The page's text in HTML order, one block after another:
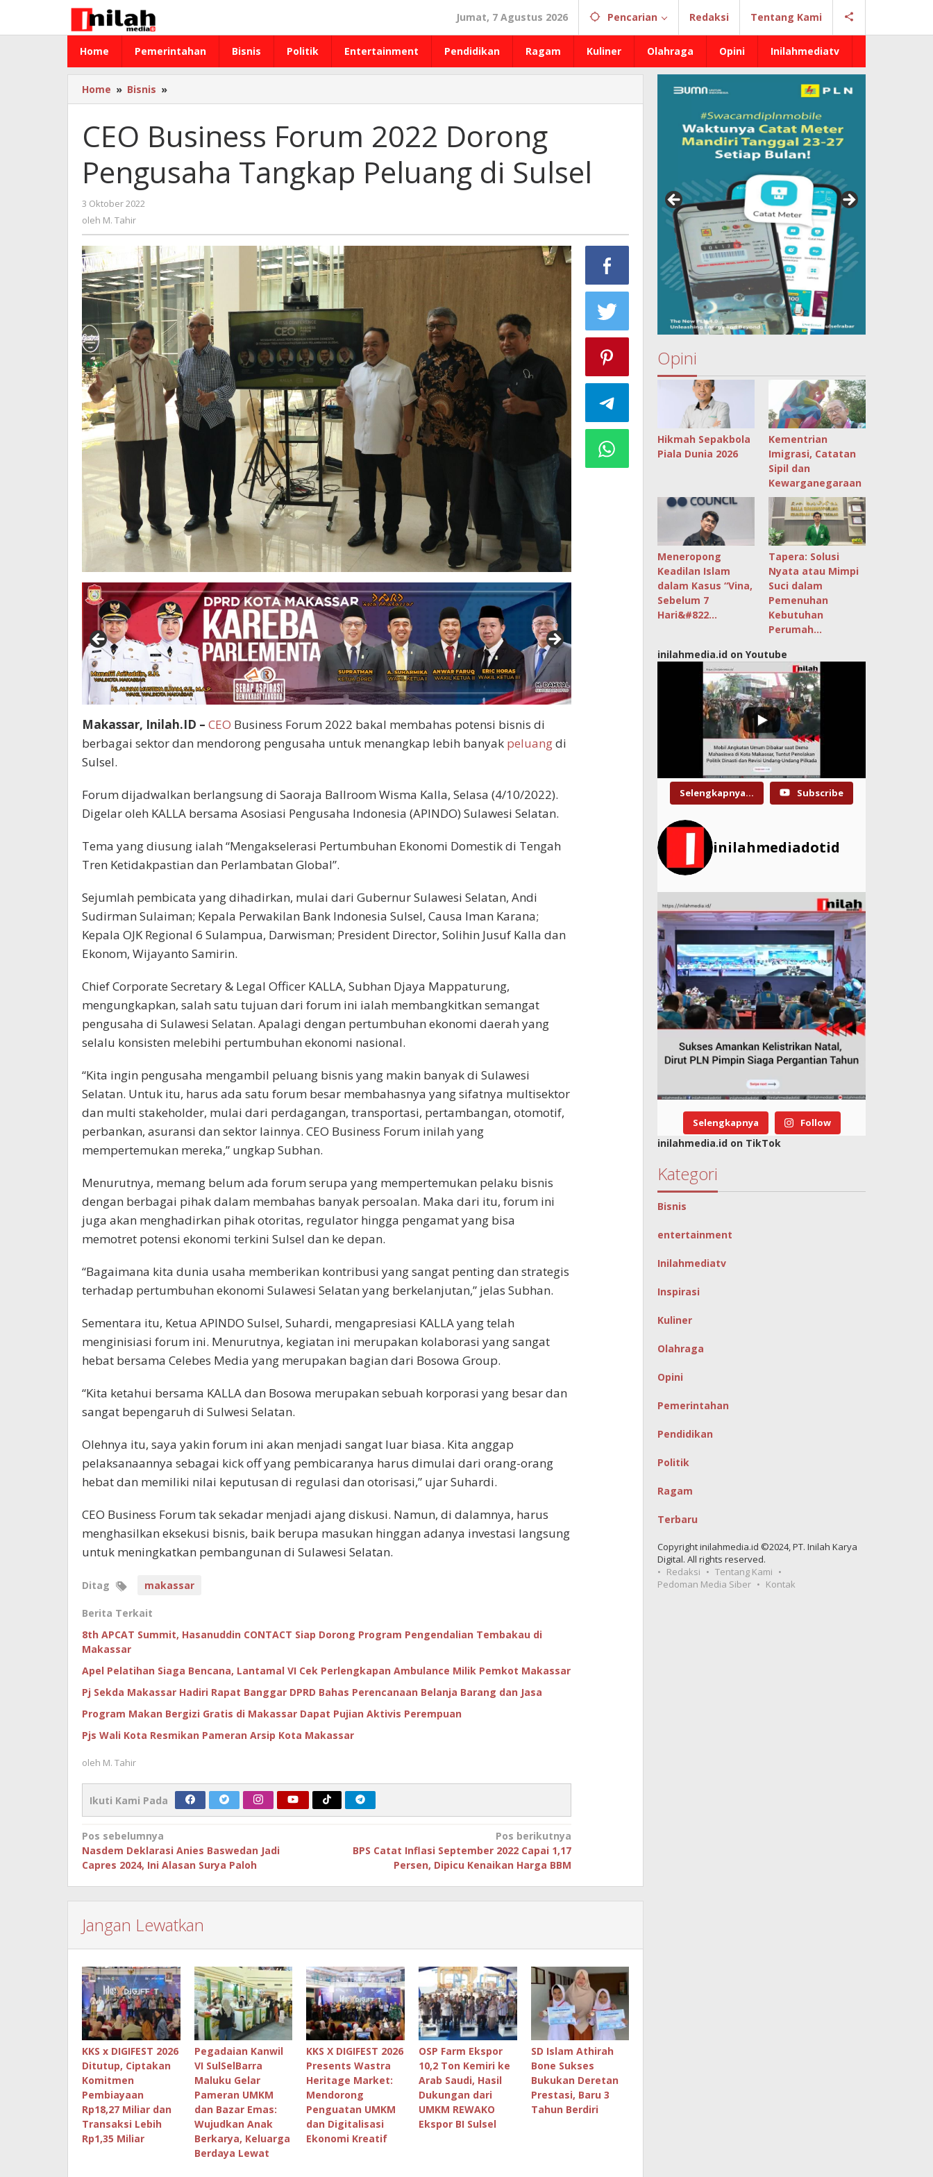
konten
Jumat, 7 Agustus 2026 Pencarian Redaksi Tentang Kami
Home Pemerintahan Bisnis Politik Entertainment Pendidikan Ragam Kuliner Olahraga Opini Inilahmediatv
Home » Bisnis »
Business
2022
Dorong
Pengusaha
Tangkap
CEO Business Forum 2022 Dorong
Pengusaha Tangkap Peluang di Sulsel
3 Oktober 2022
oleh M. Tahir
Makassar, Inilah.ID – CEO Business Forum 2022 bakal membahas potensi bisnis di
berbagai sektor dan mendorong pengusaha untuk menangkap lebih banyak peluangdi
Sulsel.
Forum dijadwalkan berlangsung di Saoraja Ballroom Wisma Kalla, Selasa (4/10/2022).
Digelar oleh KALLA bersama Asosiasi Pengusaha Indonesia (APINDO) Sulawesi Selatan.
Tema yang diusung ialah “Mengakselerasi Pertumbuhan Ekonomi Domestik di Tengah
Tren Ketidakpastian dan Perlambatan Global”.
Sejumlah pembicata yang dihadirkan, mulai dari Gubernur Sulawesi Selatan, Andi
Sudirman Sulaiman; Kepala Perwakilan Bank Indonesia Sulsel, Causa Iman Karana;
Kepala OJK Regional 6 Sulampua, Darwisman; President Director, Solihin Jusuf Kalla dan
Ekonom, Wijayanto Samirin.
Chief Corporate Secretary & Legal Officer KALLA, Subhan Djaya Mappaturung,
mengungkapkan, salah satu tujuan dari forum ini ialah membangkitkan semangat
pengusaha di Sulawesi Selatan. Apalagi dengan pertumbuhan ekonomi daerah yang
selalu konsisten melebihi pertumbuhan ekonomi nasional.
“Kita ingin pengusaha mengambil peluang bisnis yang makin banyak di Sulawesi
Selatan. Untuk itu, harus ada satu forum besar membahasnya yang sifatnya multisektor
dan multi stakeholder, mulai dari perdagangan, transportasi, pertambangan, otomotif,
perbankan, asuransi dan sektor lainnya. CEO Business Forum inilah yang
mempertemukan mereka,” ungkap Subhan.
Menurutnya, memang belum ada forum serupa yang mempertemukan pelaku bisnis
dengan berbagai pihak dalam membahas banyak persoalan. Maka dari itu, forum ini
juga akan menghadirkan pihak otoritas, regulator hingga pengamat yang bisa
memotret potensi ekonomi terkini Sulsel dan ke depan.
“Bagaimana kita dunia usaha memberikan kontribusi yang sangat penting dan strategis
terhadap pertumbuhan ekonomi Sulawesi Selatan yang berkelanjutan,” jelas Subhan.
Sementara itu, Ketua APINDO Sulsel, Suhardi, mengapresiasi KALLA yang telah
menginisiasi forum ini. Menurutnya, kegiatan ini merupakan kolaborasi yang sangat
hebat bersama Celebes Media yang merupakan bagian dari Bosowa Group.
“Kita ketahui bersama KALLA dan Bosowa merupakan sebuah korporasi yang besar dan
sangat bepengaruh di Sulwesi Selatan.
Olehnya itu, saya yakin forum ini akan menjadi sangat luar biasa. Kita anggap
pelaksanaannya sebagai kick off yang pembicaranya harus dimulai dari orang-orang
hebat dan memiliki nilai keputusan di regulasi dan otorisasi,” ujar Suhardi.
CEO Business Forum tak sekadar menjadi ajang diskusi. Namun, di dalamnya, harus
menghasilkan eksekusi bisnis, baik berupa masukan hinggan adanya investasi langsung
untuk meningkatkan pembangunan di Sulawesi Selatan.
Ditag makassar
Berita Terkait
8th APCAT Summit, Hasanuddin CONTACT Siap Dorong Program Pengendalian Tembakau di
Makassar
Apel Pelatihan Siaga Bencana, Lantamal VI Cek Perlengkapan Ambulance Milik Pemkot Makassar
Pj Sekda Makassar Hadiri Rapat Banggar DPRD Bahas Perencanaan Belanja Barang dan Jasa
Program Makan Bergizi Gratis di Makassar Dapat Pujian Aktivis Perempuan
Pjs Wali Kota Resmikan Pameran Arsip Kota Makassar
oleh M. Tahir
Ikuti Kami Pada
Navigasi
pos
Pos sebelumnya
Nasdem Deklarasi Anies Baswedan Jadi
Capres 2024, Ini Alasan Surya Paloh
Pos berikutnya
BPS Catat Inflasi September 2022 Capai 1,17
Persen, Dipicu Kenaikan Harga BBM
Jangan Lewatkan
KKS x DIGIFEST 2026
Ditutup, Ciptakan
Komitmen
Pembiayaan
Rp18,27 Miliar dan
Transaksi Lebih
Rp1,35 Miliar
Pegadaian Kanwil
VI SulSelBarra
Maluku Gelar
Pameran UMKM
dan Bazar Emas:
Wujudkan Anak
Berkarya, Keluarga
Berdaya Lewat
KKS X DIGIFEST 2026
Presents Wastra
Heritage Market:
Mendorong
Penguatan UMKM
dan Digitalisasi
Ekonomi Kreatif
OSP Farm Ekspor
10,2 Ton Kemiri ke
Arab Saudi, Hasil
Dukungan dari
UMKM REWAKO
Ekspor BI Sulsel
SD Islam Athirah
Bone Sukses
Bukukan Deretan
Prestasi, Baru 3
Tahun Berdiri
Opini
Hikmah Sepakbola
Piala Dunia 2026
Kementrian
Imigrasi, Catatan
Sipil dan
Kewarganegaraan
Meneropong
Keadilan Islam
dalam Kasus “Vina,
Sebelum 7
Hari&#822…
Tapera: Solusi
Nyata atau Mimpi
Suci dalam
Pemenuhan
Kebutuhan
Perumah…
inilahmedia.id on Youtube
Selengkapnya... Subscribe
inilahmediadotid
Selengkapnya Follow
inilahmedia.id on TikTok
Kategori
Bisnis
entertainment
Inilahmediatv
Inspirasi
Kuliner
Olahraga
Opini
Pemerintahan
Pendidikan
Politik
Ragam
Terbaru
Copyright inilahmedia.id ©2024, PT. Inilah Karya
Digital. All rights reserved.
Redaksi
Tentang Kami
Pedoman Media Siber
Kontak